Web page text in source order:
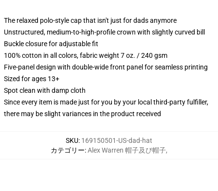
The relaxed polo-style cap that isn't just for dads anymore
Unstructured, medium-to-high-profile crown with slightly curved bill
Buckle closure for adjustable fit
100% cotton in all colors, fabric weight 7 oz. / 240 gsm
Five-panel design with double-wide front panel for seamless printing
Sized for ages 13+
Spot clean with damp cloth
Since every item is made just for you by your local third-party fulfiller,
there may be slight variances in the product received
SKU: 169150501-US-dad-hat
カテゴリー:Alex Warren 帽子及び帽子,